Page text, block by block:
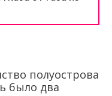
полуострова
было два